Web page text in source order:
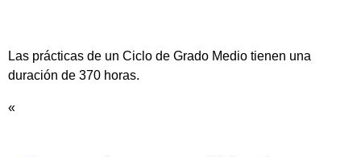
Las prácticas de un Ciclo de Grado Medio tienen una
duración de 370 horas.
«